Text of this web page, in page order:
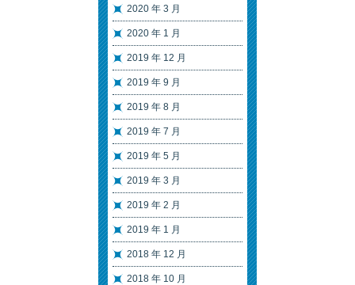
2020 年 3 月
2020 年 1 月
2019 年 12 月
2019 年 9 月
2019 年 8 月
2019 年 7 月
2019 年 5 月
2019 年 3 月
2019 年 2 月
2019 年 1 月
2018 年 12 月
2018 年 10 月